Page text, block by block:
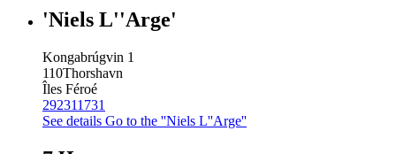
'Niels L''Arge'
Kongabrúgvin 1
110Thorshavn
Îles Féroé
292311731
See details Go to the ''Niels L''Arge''